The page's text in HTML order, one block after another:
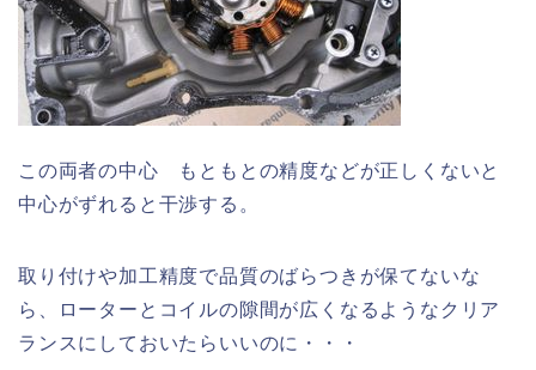
この両者の中心 もともとの精度などが正しくないと
中心がずれると干渉する。
取り付けや加工精度で品質のばらつきが保てないな
ら、ローターとコイルの隙間が広くなるようなクリア
ランスにしておいたらいいのに・・・